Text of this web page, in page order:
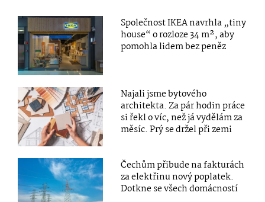
Společnost IKEA navrhla „tiny
house“ o rozloze 34 m², aby
pomohla lidem bez peněz
Najali jsme bytového
architekta. Za pár hodin práce
si řekl o víc, než já vydělám za
měsíc. Prý se držel při zemi
Čechům přibude na fakturách
za elektřinu nový poplatek.
Dotkne se všech domácností